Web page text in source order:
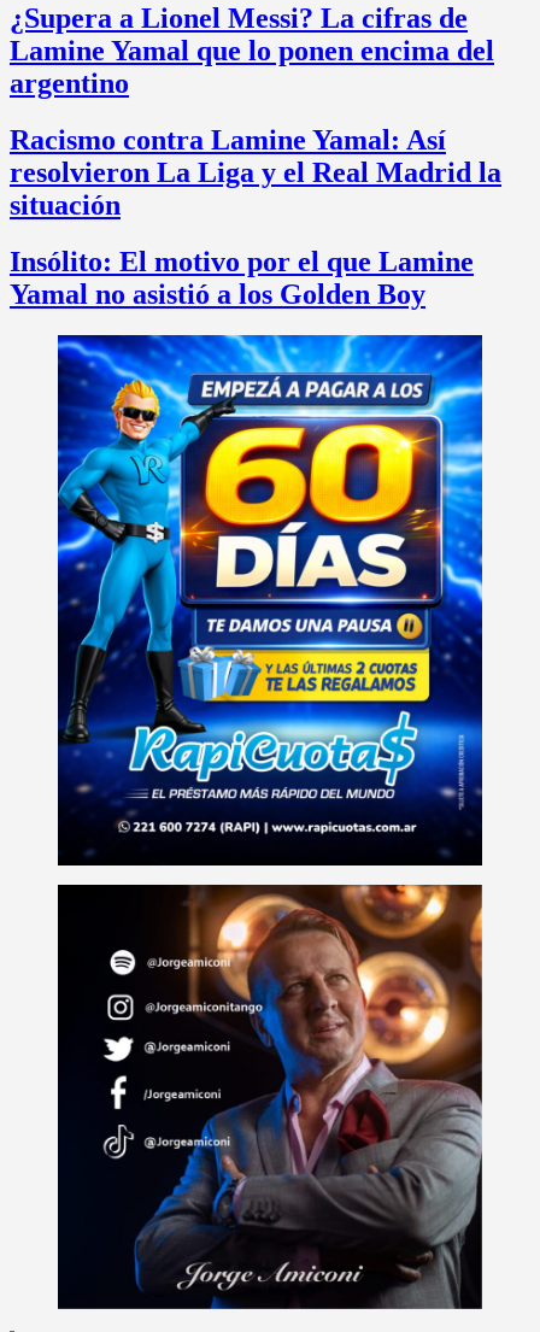
¿Supera a Lionel Messi? La cifras de
Lamine Yamal que lo ponen encima del
argentino
Racismo contra Lamine Yamal: Así
resolvieron La Liga y el Real Madrid la
situación
Insólito: El motivo por el que Lamine
Yamal no asistió a los Golden Boy